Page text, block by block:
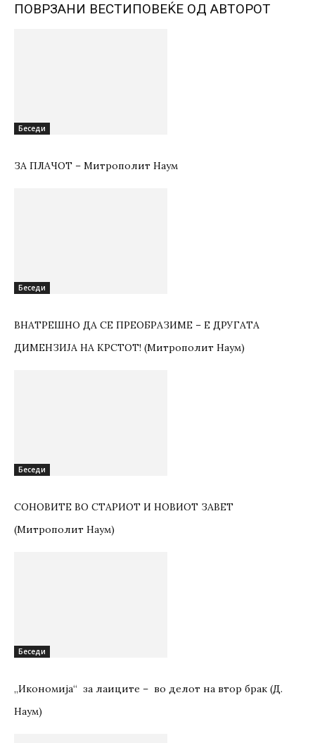
ПОВРЗАНИ ВЕСТИПОВЕЌЕ ОД АВТОРОТ
Беседи
ЗА ПЛАЧОТ – Митрополит Наум
Беседи
ВНАТРЕШНО ДА СЕ ПРЕОБРАЗИМЕ – Е ДРУГАТА
ДИМЕНЗИЈА НА КРСТОТ! (Митрополит Наум)
Беседи
СОНОВИТЕ ВО СТАРИОТ И НОВИОТ ЗАВЕТ
(Митрополит Наум)
Беседи
„Икономија“ за лаиците – во делот на втор брак (Д.
Наум)